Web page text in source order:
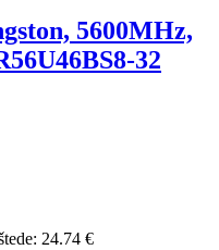
5600MHz,
32
24.74 €